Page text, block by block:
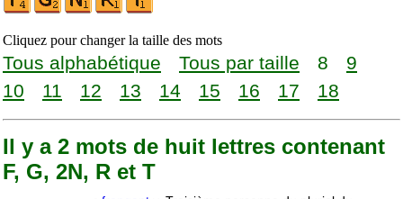
Cliquez pour changer la taille des mots
Tous alphabétique Tous par taille 8
9
10
11 12 13 14 15 16 17 18
Il y a 2 mots de huit lettres contenant
F, G, 2N, R et T